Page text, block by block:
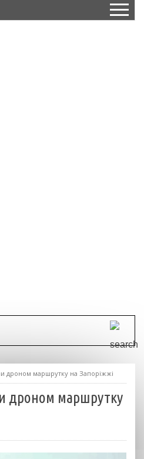
дроном маршрутку на Запоріжжі
дроном маршрутку